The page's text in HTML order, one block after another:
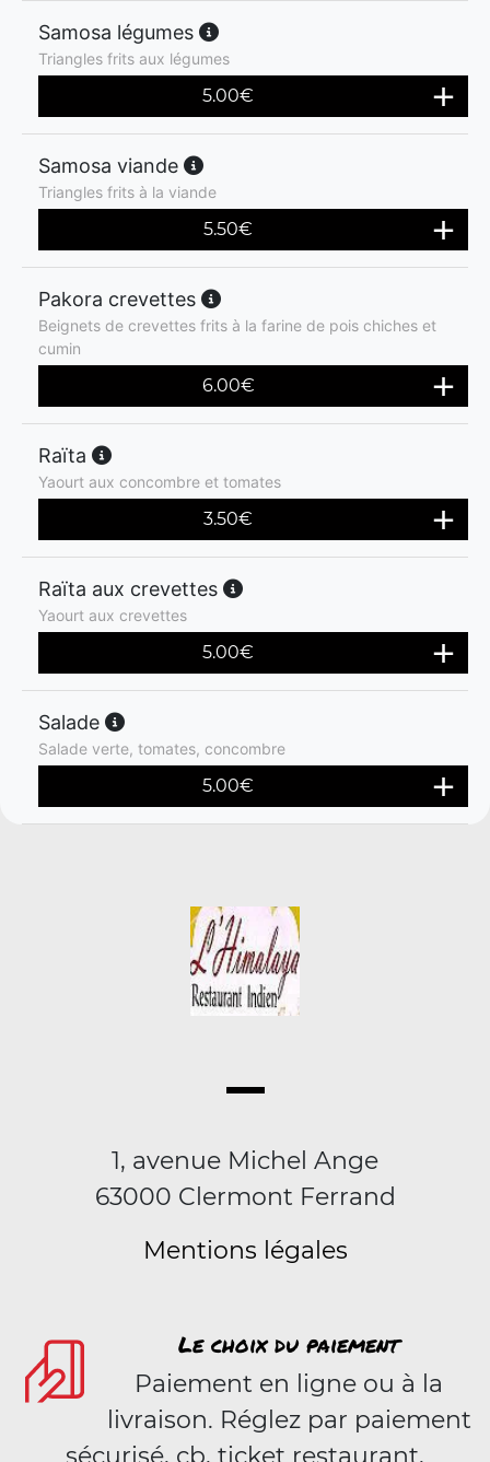
Samosa légumes
Triangles frits aux légumes
5.00€
Samosa viande
Triangles frits à la viande
5.50€
Pakora crevettes
Beignets de crevettes frits à la farine de pois chiches et
cumin
6.00€
Raïta
Yaourt aux concombre et tomates
3.50€
Raïta aux crevettes
Yaourt aux crevettes
5.00€
Salade
Salade verte, tomates, concombre
5.00€
1, avenue Michel Ange
63000 Clermont Ferrand
Mentions légales
Le choix du paiement
Paiement en ligne ou à la
livraison. Réglez par paiement
sécurisé, cb, ticket restaurant,